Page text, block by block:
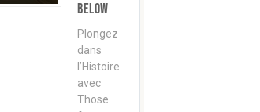
below
Plongez
dans
l’Histoire
avec
Those